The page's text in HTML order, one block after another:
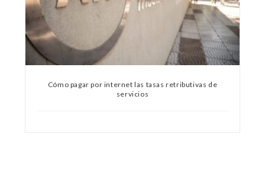
Cómo pagar por internet las tasas retributivas de
servicios